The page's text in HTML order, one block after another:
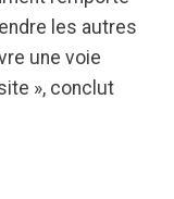
les autres
une voie
», conclut